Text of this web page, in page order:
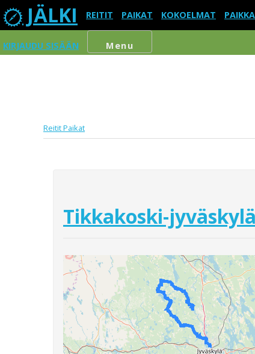
JÄLKI REITIT PAIKAT KOKOELMAT
KIRJAUDU SISÄÄN Menu
ReititPaikat
Tikkakoski-jyväskylä